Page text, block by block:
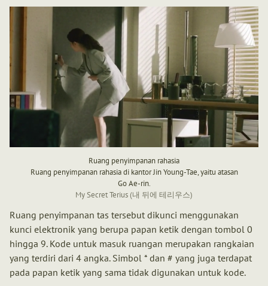
Ruang penyimpanan rahasia
Ruang penyimpanan rahasia di kantor Jin Young-Tae, yaitu atasan
Go Ae-rin.
My Secret Terius (내 뒤에 테리우스)
Ruang penyimpanan tas tersebut dikunci menggunakan
kunci elektronik yang berupa papan ketik dengan tombol 0
hingga 9. Kode untuk masuk ruangan merupakan rangkaian
yang terdiri dari 4 angka. Simbol * dan # yang juga terdapat
pada papan ketik yang sama tidak digunakan untuk kode.